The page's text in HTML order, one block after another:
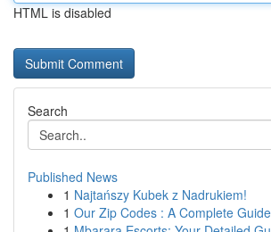
HTML is disabled
Search
Published News
1 Najtańszy Kubek z Nadrukiem!
1 Our Zip Codes : A Complete Guide